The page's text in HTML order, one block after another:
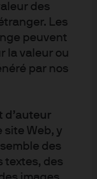
des
Les
peuvent
la valeur ou
par nos
d’auteur
Web, y
des
textes, des